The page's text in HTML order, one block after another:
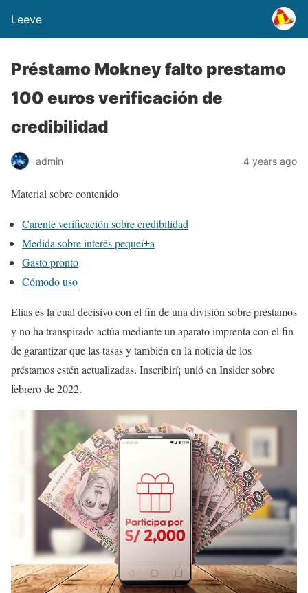
Leeve
Préstamo Mokney falto prestamo
100 euros verificación de
credibilidad
admin 4 years ago
Material sobre contenido
Carente verificación sobre credibilidad
Medida sobre interés pequeí±a
Gasto pronto
Cómodo uso
Elias es la cual decisivo con el fin de una división sobre préstamos
y no ha transpirado actúa mediante un aparato imprenta con el fin
de garantizar que las tasas y también en la noticia de los
préstamos estén actualizadas. Inscribirí¡ unió en Insider sobre
febrero de 2022.